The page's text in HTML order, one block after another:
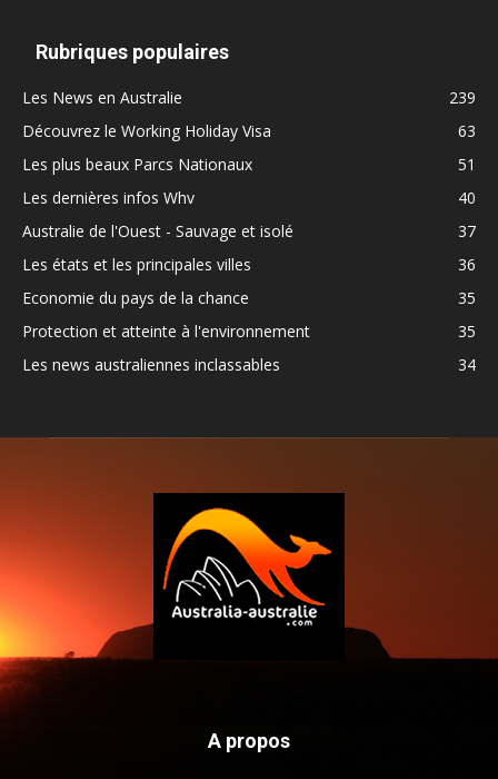
Rubriques populaires
Les News en Australie
239
Découvrez le Working Holiday Visa
63
Les plus beaux Parcs Nationaux
51
Les dernières infos Whv
40
Australie de l'Ouest - Sauvage et isolé
37
Les états et les principales villes
36
Economie du pays de la chance
35
Protection et atteinte à l'environnement
35
Les news australiennes inclassables
34
A propos